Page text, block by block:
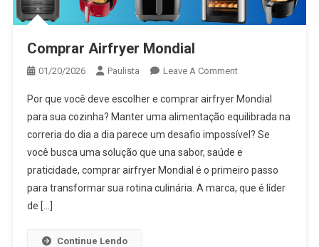
Comprar Airfryer Mondial
01/20/2026 Paulista Leave A CommentOn
Airfryer
Mondial
Por que você deve escolher e comprar airfryer Mondial
para sua cozinha? Manter uma alimentação equilibrada na
correria do dia a dia parece um desafio impossível? Se
você busca uma solução que una sabor, saúde e
praticidade, comprar airfryer Mondial é o primeiro passo
para transformar sua rotina culinária. A marca, que é líder
de […]
Continue Lendo